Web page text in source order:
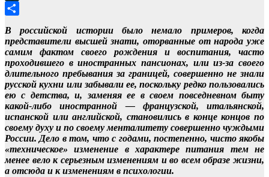
LiveJournal
В российской истории было немало примеров, когда
представители высшей знати, оторванные от народа уже
самим фактом своего рождения и воспитания, часто
проходившего в иностранных пансионах, или из-за своего
длительного пребывания за границей, совершенно не знали
русской кухни или забывали ее, поскольку редко пользовались
ею с детства, и, заменяя ее в своем повседневном быту
какой-либо иностранной — французской, итальянской,
испанской или английской, становились в конце концов по
своему духу и по своему менталитету совершенно чуждыми
России. Дело в том, что с годами, постепенно, чисто якобы
«техническое» изменение в характере питания тем не
менее вело к серьезным изменениям и во всем образе жизни,
а отсюда и к изменениям в психологии.